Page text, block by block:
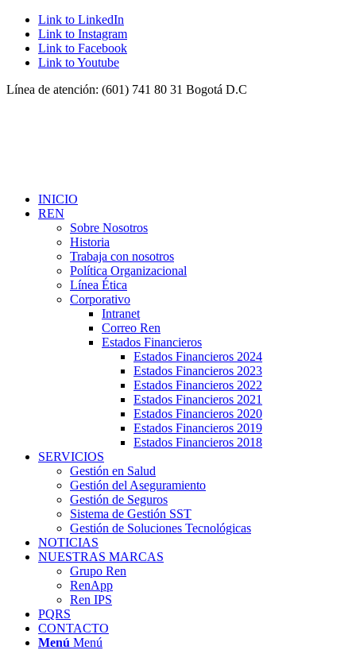
Link to LinkedIn
Link to Instagram
Link to Facebook
Link to Youtube
Línea de atención: (601) 741 80 31 Bogotá D.C
INICIO
REN
Sobre Nosotros
Historia
Trabaja con nosotros
Política Organizacional
Línea Ética
Corporativo
Intranet
Correo Ren
Estados Financieros
Estados Financieros 2024
Estados Financieros 2023
Estados Financieros 2022
Estados Financieros 2021
Estados Financieros 2020
Estados Financieros 2019
Estados Financieros 2018
SERVICIOS
Gestión en Salud
Gestión del Aseguramiento
Gestión de Seguros
Sistema de Gestión SST
Gestión de Soluciones Tecnológicas
NOTICIAS
NUESTRAS MARCAS
Grupo Ren
RenApp
Ren IPS
PQRS
CONTACTO
Menú Menú